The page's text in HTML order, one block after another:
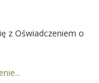
z Oświadczeniem o